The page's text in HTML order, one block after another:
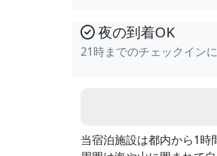
夜の到着OK
21時までのチェックイン
当宿泊施設は都内から1時